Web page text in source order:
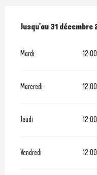
Du18 février 2026au
Jusqu'au 31 décembre
Mardi
Mercredi
Jeudi
Vendredi